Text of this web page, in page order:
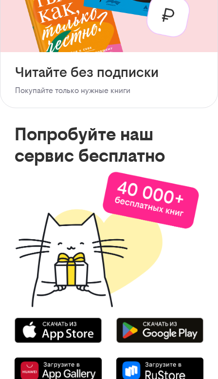
Читайте без подписки
Покупайте только нужные книги
Попробуйте наш
сервис бесплатно